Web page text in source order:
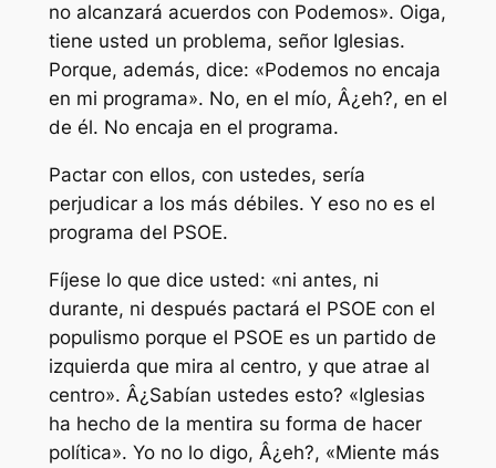
no alcanzará acuerdos con Podemos». Oiga,
tiene usted un problema, señor Iglesias.
Porque, además, dice: «Podemos no encaja
en mi programa». No, en el mío, Â¿eh?, en el
de él. No encaja en el programa.
Pactar con ellos, con ustedes, sería
perjudicar a los más débiles. Y eso no es el
programa del PSOE.
Fíjese lo que dice usted: «ni antes, ni
durante, ni después pactará el PSOE con el
populismo porque el PSOE es un partido de
izquierda que mira al centro, y que atrae al
centro». Â¿Sabían ustedes esto? «Iglesias
ha hecho de la mentira su forma de hacer
política». Yo no lo digo, Â¿eh?, «Miente más